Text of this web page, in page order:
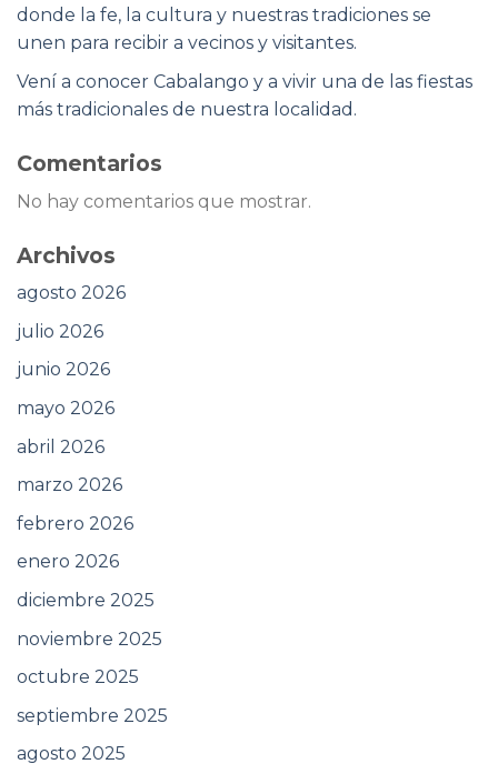
donde la fe, la cultura y nuestras tradiciones se
unen para recibir a vecinos y visitantes.
Vení a conocer Cabalango y a vivir una de las fiestas
más tradicionales de nuestra localidad.
Comentarios
No hay comentarios que mostrar.
Archivos
agosto 2026
julio 2026
junio 2026
mayo 2026
abril 2026
marzo 2026
febrero 2026
enero 2026
diciembre 2025
noviembre 2025
octubre 2025
septiembre 2025
agosto 2025